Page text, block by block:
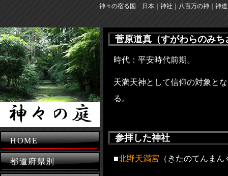
神々の宿る国 日本｜神社｜八百万の神｜神
菅原道真（すがわらのみち
時代：平安時代前期。
天満天神として信仰の対象と
る。
参拝した神社
■北野天満宮 （きたのてんま
HOME
都道府県別